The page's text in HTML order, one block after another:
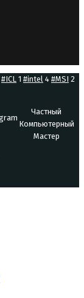
#ICL 1 #intel 4 #MSI 2
Частный
Компьютерный
Мастер